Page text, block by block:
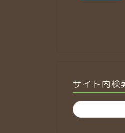
サイト内検